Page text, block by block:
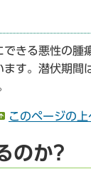
できる悪性の腫
ます。潜伏期間
このページの上
のか?